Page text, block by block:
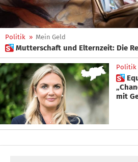
Politik » Mein Geld
 Mutterschaft und Elternzeit: Die
Politik
 Equal Pay Day:
mit